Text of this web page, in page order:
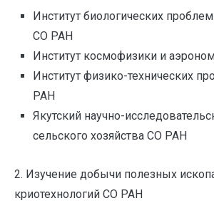
Институт биологических
СО РАН
Институт космофизики и
Институт физико-технических
РАН
Якутский научно-
сельского хозяйства СО РАН
2. Изучение добычи полезных
криотехнологий СО РАН